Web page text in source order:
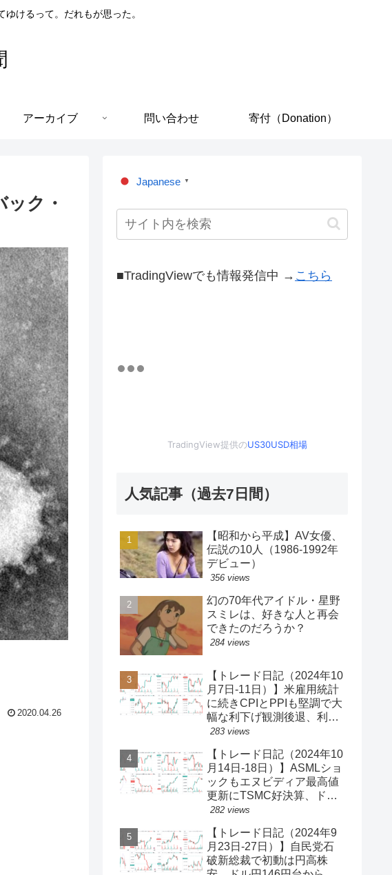
けるって。だれもが思った。
アーカイブ 問い合わせ 寄付（Donation）
ク・
2020.04.26
Japanese ▼
■TradingViewでも情報発信中 → こちら
TradingView提供のUS30USD相場
人気記事（過去7日間）
【昭和から平成】AV女優、
伝説の10人（1986-1992年
デビュー）
356 views
幻の70年代アイドル・星野
スミレは、好きな人と再会
できたのだろうか？
284 views
【トレード日記（2024年10
月7日-11日）】米雇用統計
に続きCPIとPPIも堅調で大
幅な利下げ観測後退、利回
り上昇・ドル買い、ダウと
円149円台【ゆるゆる投機
339】
283 views
【トレード日記（2024年10
月14日-18日）】ASMLショ
ックもエヌビディア最高値
更新にTSMC好決算、ドル
円一時150円台、円安株高
340】
282 views
【トレード日記（2024年9
月23日-27日）】自民党石
破新総裁で初動は円高株